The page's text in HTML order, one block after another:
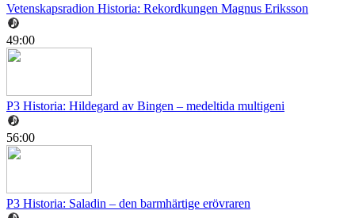
Vetenskapsradion Historia: Rekordkungen Magnus Eriksson
49:00
P3 Historia: Hildegard av Bingen – medeltida multigeni
56:00
P3 Historia: Saladin – den barmhärtige erövraren